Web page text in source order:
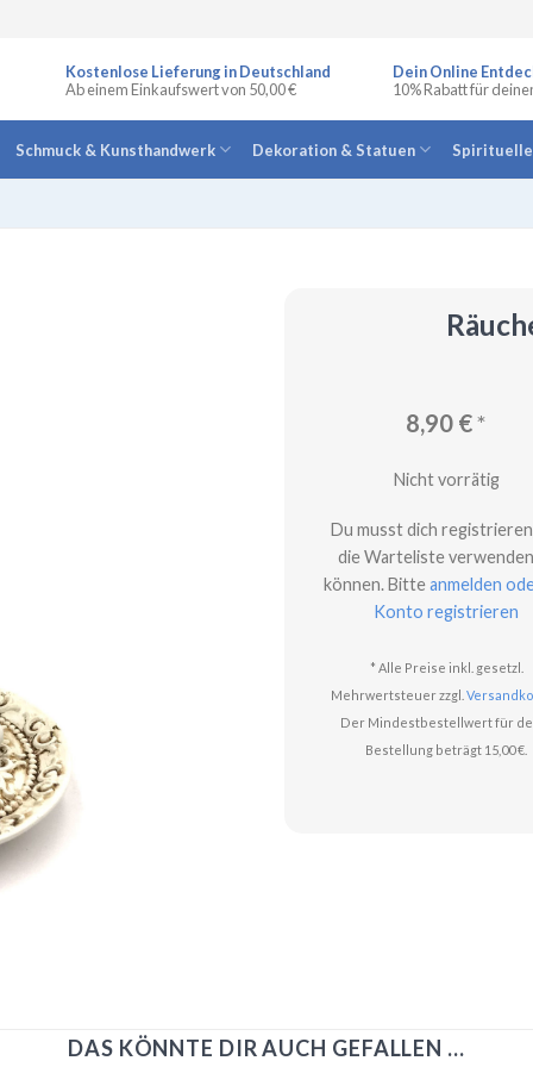
Kostenlose Lieferung in Deutschland
Ab einem Einkaufswert von 50,00 €
Dein Online
10% Rabatt für
Schmuck & Kunsthandwerk Dekoration & Statuen
8,90 €*
Nicht vorrätig
Du musst dich
die Warteliste
können. Bitteanmelden
Konto registrieren
* Alle Preise inkl. gesetzl.
Mehrwertsteuer zzgl.
Der Mindestbestellwert für
Bestellung beträgt 15,00 €.
DAS KÖNNTE DIR AUCH GEFALLEN …